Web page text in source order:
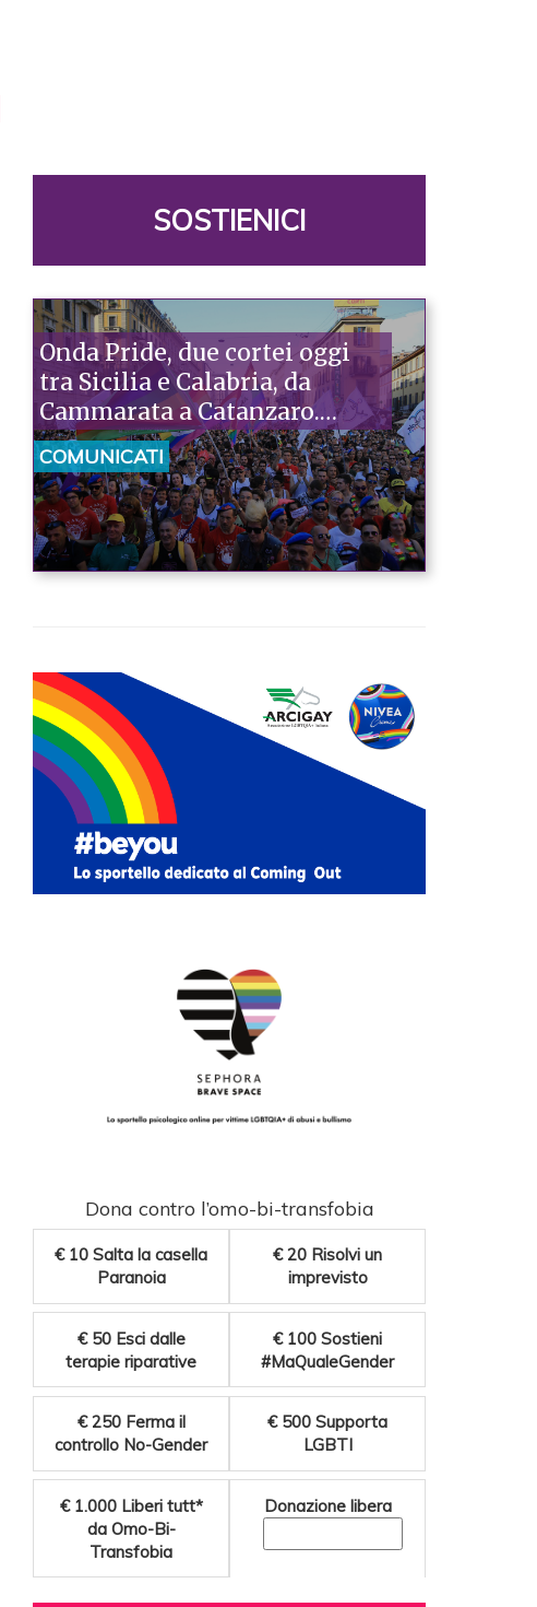
SOSTIENICI
Onda Pride, due cortei oggi
tra Sicilia e Calabria, da
Cammarata a Catanzaro.
Piazzoni: «Raccontano la
nostra ostinazione»
COMUNICATI
Dona contro l’omo-bi-transfobia
€ 10 Salta la casella
Paranoia
€ 20 Risolvi un
imprevisto
€ 50 Esci dalle
terapie riparative
€ 100 Sostieni
#MaQualeGender
€ 250 Ferma il
controllo No-Gender
€ 500 Supporta
LGBTI
€ 1.000 Liberi tutt*
da Omo-Bi-
Transfobia
Donazione libera